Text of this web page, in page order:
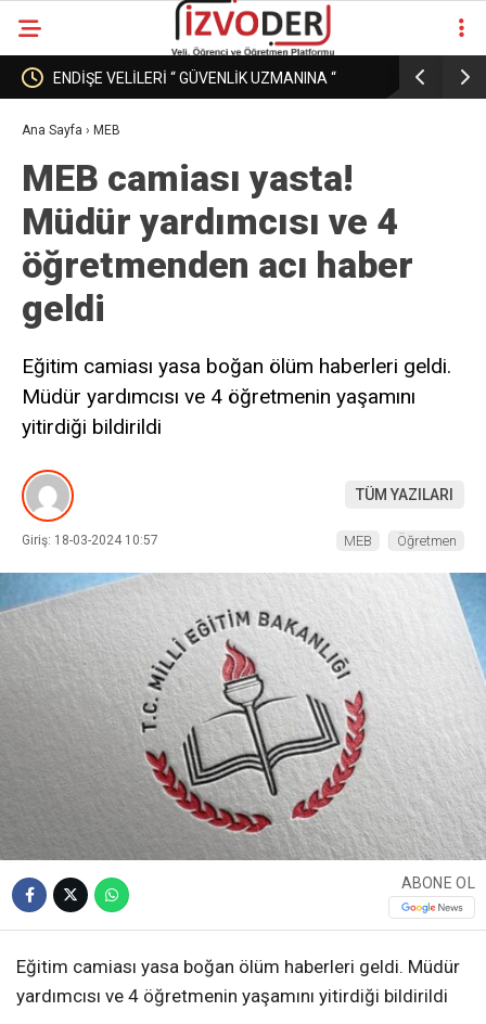
“ GÜVENLİK UZMANINA “ EĞİTİM KURUMLARINDA
Ana Sayfa › MEB
MEB camiası yasta!
Müdür yardımcısı ve 4
öğretmenden acı haber
geldi
Eğitim camiası yasa boğan ölüm haberleri geldi.
Müdür yardımcısı ve 4 öğretmenin yaşamını
yitirdiği bildirildi
TÜM YAZILARI
Giriş: 18-03-2024 10:57 MEB Öğretmen
ABONE OL
Eğitim camiası yasa boğan ölüm haberleri geldi. Müdür
yardımcısı ve 4 öğretmenin yaşamını yitirdiği bildirildi